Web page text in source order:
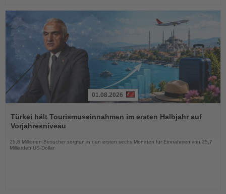
Sie
die
Nachrichten
01.08.2026
Türkei hält Tourismuseinnahmen im ersten Halbjahr auf
Vorjahresniveau
25,8 Millionen Besucher sorgten in den ersten sechs Monaten für Einnahmen von 25,7
Milliarden US-Dollar